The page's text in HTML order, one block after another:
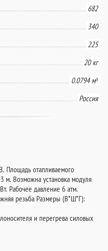
682
340
225
20 кг
0.0794 м³
Россия
Площадь отапливаемого
м. Возможна установка модуля
Рабочее давление 6 атм.
резьба Размеры (В*Ш*Г):
и перегрева силовых